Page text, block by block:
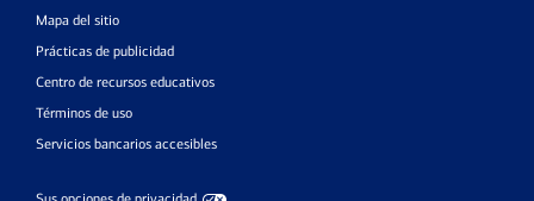
Mapa del sitio
Prácticas de publicidad
Centro de recursos educativos
Términos de uso
Servicios bancarios accesibles